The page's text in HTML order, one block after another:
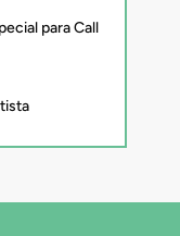
para Call